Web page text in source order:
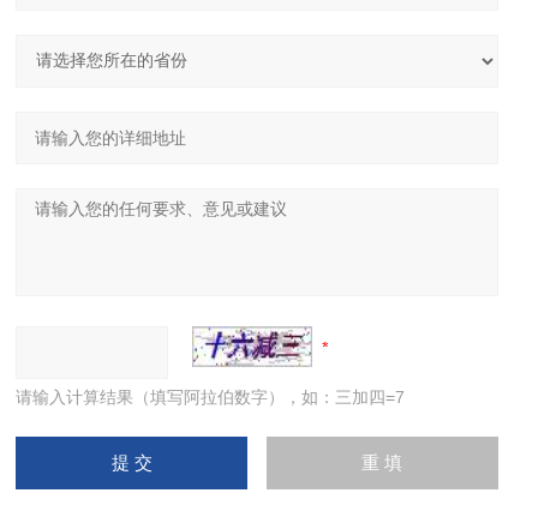
请输入计算结果（填写阿拉伯数字），如：三加四=7